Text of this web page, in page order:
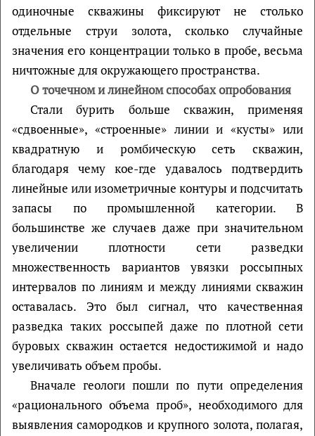
одиночные скважины фиксируют не столько
отдельные струи золота, сколько случайные
значения его концентрации только в пробе, весьма
ничтожные для окружающего пространства.
О точечном и линейном способах опробования
Стали бурить больше скважин, применяя
«сдвоенные», «строенные» линии и «кусты» или
квадратную и ромбическую сеть скважин,
благодаря чему кое-где удавалось подтвердить
линейные или изометричные контуры и подсчитать
запасы по промышленной категории. В
большинстве же случаев даже при значительном
увеличении плотности сети разведки
множественность вариантов увязки россыпных
интервалов по линиям и между линиями скважин
оставалась. Это был сигнал, что качественная
разведка таких россыпей даже по плотной сети
буровых скважин остается недостижимой и надо
увеличивать объем пробы.
Вначале геологи пошли по пути определения
«рационального объема проб», необходимого для
выявления самородков и крупного золота, полагая,